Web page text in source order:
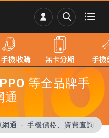
等全品牌手
通
網通 手機價格、資費查詢
機收購 無卡分期 手機